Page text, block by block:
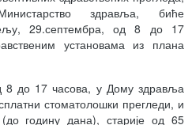
здравља, биће
29.септембра, од 8 до 17
установама из плана
до 17 часова, у Дому здравља
стоматолошки прегледи, и
годину дана), старије од 65